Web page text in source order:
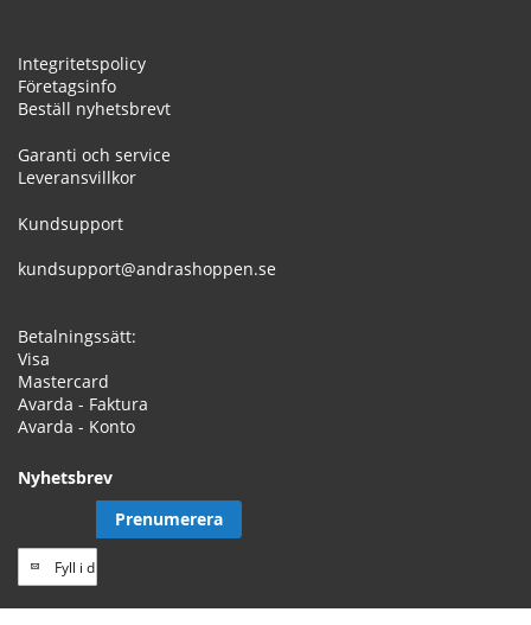
Integritetspolicy
Företagsinfo
Beställ nyhetsbrevt
Garanti och service
Leveransvillkor
Kundsupport
kundsupport@andrashoppen.se
Betalningssätt:
Visa
Mastercard
Avarda - Faktura
Avarda - Konto
Nyhetsbrev
Prenumerera
på
vårt
Prenumerera